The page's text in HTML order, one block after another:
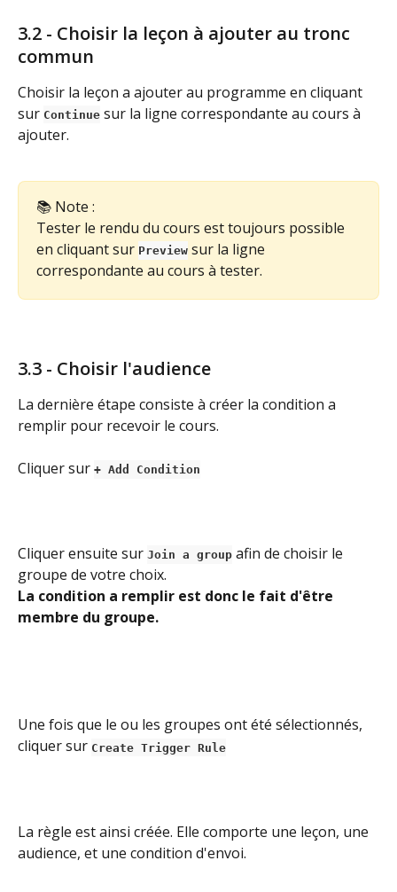
3.2 - Choisir la leçon à ajouter au tronc
commun
Choisir la leçon a ajouter au programme en cliquant
sur Continue sur la ligne correspondante au cours à
ajouter.
📚 Note :
Tester le rendu du cours est toujours possible
en cliquant sur Preview sur la ligne
correspondante au cours à tester.
3.3 - Choisir l'audience
La dernière étape consiste à créer la condition a
remplir pour recevoir le cours.
Cliquer sur + Add Condition
​Cliquer ensuite sur Join a group afin de choisir le
groupe de votre choix.
La condition a remplir est donc le fait d'être
membre du groupe.
Une fois que le ou les groupes ont été sélectionnés,
cliquer sur Create Trigger Rule
​La règle est ainsi créée. Elle comporte une leçon, une
audience, et une condition d'envoi.